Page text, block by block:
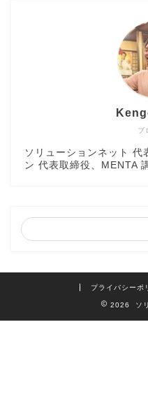
ブ
ソリューションネット 代
ン 代表取締役、MENTA
プライバシーポ
2026 ソ